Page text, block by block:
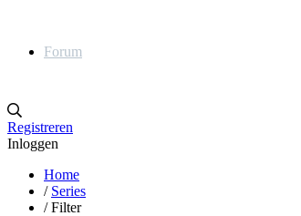
Forum
Registreren
Inloggen
Home
/ Series
/ Filter